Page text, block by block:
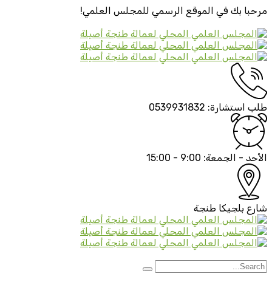
مرحبا بك في الموقع الرسمي للمجلس العلمي!
طلب استشارة: 0539931832
الأحد - الجمعة: 9:00 - 15:00
شارع بلجيكا طنجة